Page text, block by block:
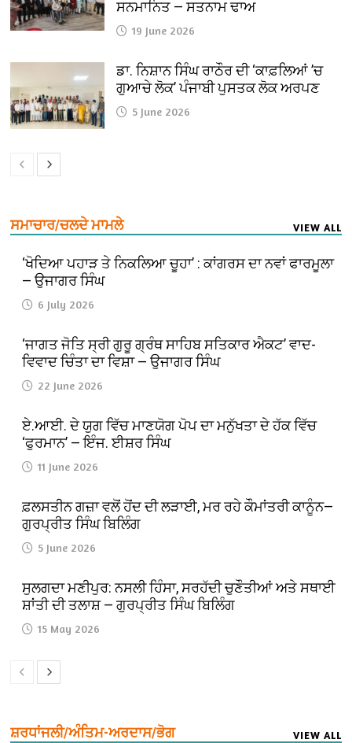
ਸਨਮਾਨਿਤ — ਸਤਨਾਮ ਢਾਅ
19 June 2026
ਡਾ. ਨਿਸ਼ਾਨ ਸਿੰਘ ਰਾਠੌਰ ਦੀ ‘ਕਾਫ਼ਲਿਆਂ ’ਚ
ਗੁਆਚੇ ਲੋਕ’ ਪੰਜਾਬੀ ਪੁਸਤਕ ਲੋਕ ਅਰਪਣ
5 June 2026
ਸਮਾਚਾਰ/ਚਲਦੇ ਮਾਮਲੇ VIEW ALL
‘ਖੋਦਿਆ ਪਹਾੜ ਤੇ ਨਿਕਲਿਆ ਚੂਹਾ’ : ਕਾਂਗਰਸ ਦਾ ਨਵਾਂ ਫਾਰਮੂਲਾ
— ਉਜਾਗਰ ਸਿੰਘ
6 July 2026
‘ਜਾਗਤ ਜੋਤਿ ਸ੍ਰੀ ਗੁਰੂ ਗ੍ਰੰਥ ਸਾਹਿਬ ਸਤਿਕਾਰ ਐਕਟ’ ਵਾਦ-
ਵਿਵਾਦ ਚਿੰਤਾ ਦਾ ਵਿਸ਼ਾ — ਉਜਾਗਰ ਸਿੰਘ
22 June 2026
ਏ.ਆਈ. ਦੇ ਯੁਗ ਵਿੱਚ ਮਾਣਯੋਗ ਪੋਪ ਦਾ ਮਨੁੱਖਤਾ ਦੇ ਹੱਕ ਵਿੱਚ
‘ਫੁਰਮਾਨ’ — ਇੰਜ. ਈਸ਼ਰ ਸਿੰਘ
11 June 2026
ਫ਼ਲਸਤੀਨ ਗਜ਼ਾ ਵਲੋਂ ਹੋਂਦ ਦੀ ਲੜਾਈ, ਮਰ ਰਹੇ ਕੌਮਾਂਤਰੀ ਕਾਨੂੰਨ—
ਗੁਰਪ੍ਰੀਤ ਸਿੰਘ ਬਿਲਿੰਗ
5 June 2026
ਸੁਲਗਦਾ ਮਣੀਪੁਰ: ਨਸਲੀ ਹਿੰਸਾ, ਸਰਹੱਦੀ ਚੁਣੌਤੀਆਂ ਅਤੇ ਸਥਾਈ
ਸ਼ਾਂਤੀ ਦੀ ਤਲਾਸ਼ — ਗੁਰਪ੍ਰੀਤ ਸਿੰਘ ਬਿਲਿੰਗ
15 May 2026
ਸ਼ਰਧਾਂਜਲੀ/ਅੰਤਿਮ-ਅਰਦਾਸ/ਭੋਗ VIEW ALL